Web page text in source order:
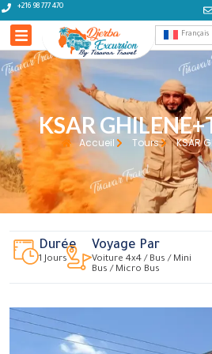
+216 98 777 470
Français
KSAR
Accueil Tours KSAR
Durée
1 Jours
Voyage Par
Voiture 4x4 / Bus / Mini
Bus / Micro Bus